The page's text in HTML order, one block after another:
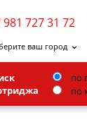
981 727 31 72
ваш город
по
по